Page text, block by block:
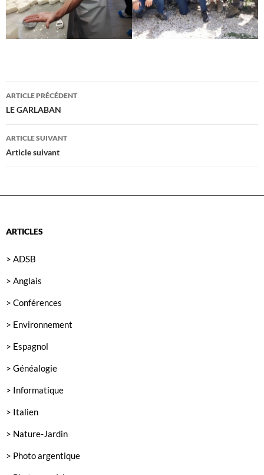
Navigation
des
articles
ARTICLE PRÉCÉDENT
LE GARLABAN
ARTICLE SUIVANT
Article suivant
ARTICLES
> ADSB
> Anglais
> Conférences
> Environnement
> Espagnol
> Généalogie
> Informatique
> Italien
> Nature-Jardin
> Photo argentique